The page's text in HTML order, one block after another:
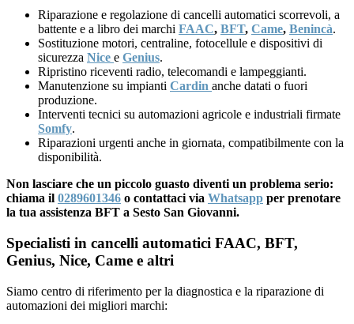
Riparazione e regolazione di cancelli automatici scorrevoli, a
battente e a libro dei marchi FAAC, BFT, Came, Benincà.
Sostituzione motori, centraline, fotocellule e dispositivi di
sicurezza Nice e Genius.
Ripristino riceventi radio, telecomandi e lampeggianti.
Manutenzione su impianti Cardin anche datati o fuori
produzione.
Interventi tecnici su automazioni agricole e industriali firmate
Somfy.
Riparazioni urgenti anche in giornata, compatibilmente con la
disponibilità.
Non lasciare che un piccolo guasto diventi un problema serio:
chiama il 0289601346 o contattaci via Whatsapp per prenotare
la tua assistenza BFT a Sesto San Giovanni.
Specialisti in cancelli automatici FAAC, BFT,
Genius, Nice, Came e altri
Siamo centro di riferimento per la diagnostica e la riparazione di
automazioni dei migliori marchi: